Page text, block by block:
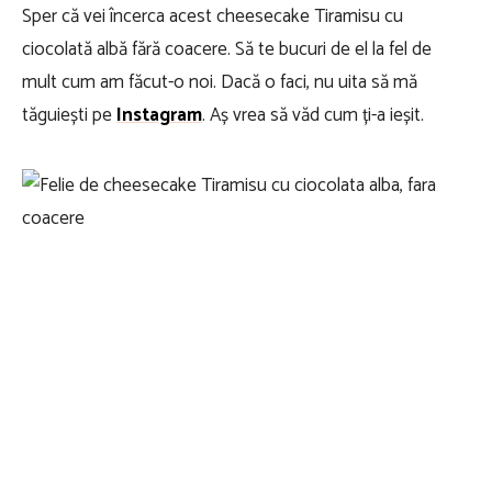
Sper că vei încerca acest cheesecake Tiramisu cu
ciocolată albă fără coacere. Să te bucuri de el la fel de
mult cum am făcut-o noi. Dacă o faci, nu uita să mă
tăguiești peInstagram. Aș vrea să văd cum ți-a ieșit.